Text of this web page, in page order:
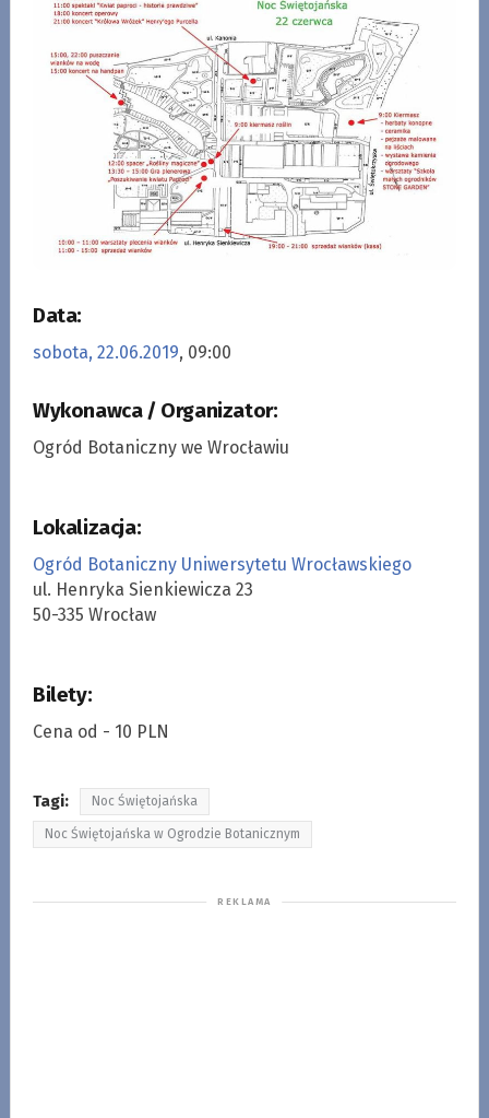
Data:
sobota, 22.06.2019, 09:00
Wykonawca / Organizator:
Ogród Botaniczny we Wrocławiu
Lokalizacja:
Ogród Botaniczny Uniwersytetu Wrocławskiego
ul. Henryka Sienkiewicza 23
50-335 Wrocław
Bilety:
Cena od - 10 PLN
Tagi: Noc Świętojańska
Noc Świętojańska w Ogrodzie Botanicznym